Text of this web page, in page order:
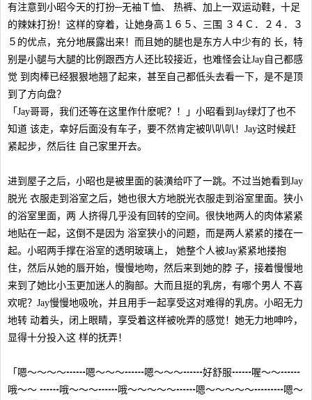
有注意到小昭今天的打扮─无袖Ｔ恤、 热裤、加上一双运动鞋，十足
的辣妹打扮！这样的穿着，让她身高１６５、三围 ３４Ｃ．２４．３
５的优点，充分地展露出来！而且她的腿也是东方人中少有的 长，特
别是小腿与大腿的比例跟西方人还比较接近，也难怪会让Jay自己都感
觉 到肉棒已经狠狠地翘了起来，甚至自己都低头去看一下，是不是顶
到了方向盘？
「Jay哥哥，我们还等在这里作什麽呢？！」小昭看到Jay绿灯了也不
知道 该走，幸好后面没有车子，要不然肯定被叭叭叭！Jay这时候赶
紧起步，然后往 自己家里开去。
进到屋子之后，小昭也是被里面的装潢给吓了一跳。不过当她看到Jay
脱光 衣服走到浴室之后，她也很大方地脱光衣服走到浴室里面。狭小
的浴室里面，两 人挤得几乎没有回转的空间。很快地两人的肉体紧紧
地贴在一起，这倒不是因为 浴室狭小的问题，而是两人紧紧的搂在一
起。小昭两手撑在浴室的透明玻璃上， 她整个人被Jay紧紧地搂抱
住，然后从她的唇开始，慢慢地吻，然后来到她的脖 子，接着慢慢地
来到了她比小玉更加迷人的胸部。大而且挺的乳房，有哪个男人 不喜
欢呢？Jay慢慢地吸吮，并且用手一起享受这对难得的乳房。小昭无力
地转 动着头，闭上眼睛，享受着这样被吮弄的感觉！她无力地呻吟，
显得十分投入这 样的抚弄！
「嗯～～～～┅┅嗯～～～┅┅嗯～～～┅┅好舒服┅┅喔～～┅┅
哦～～ ┅┅哦～～～┅┅哦～～～～～┅┅嗯～～～～～┅┅┅嗯～